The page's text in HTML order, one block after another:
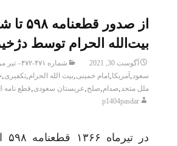
از صدور
بیت‌الله الحرام توسط
آگوست 30, 2021 شماره ۴۷۱-۴۷۲– تیر مرداد ۱۴۰۰
سعود, آمریکا, امام خمینی,بیت الله الحرام,تکفیری,
ملل متحد,صدام,صلح,عربستان سعودی,قطع نامه 598
p1404pasdar